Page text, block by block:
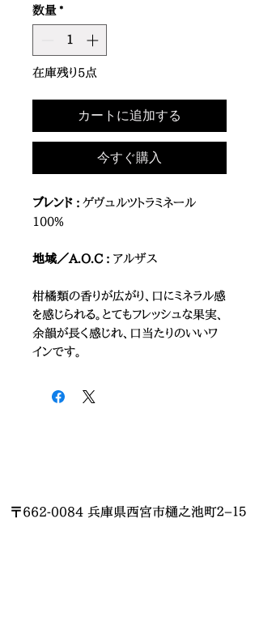
数量 *
在庫残り5点
カートに追加する
今すぐ購入
ブレンド : ゲヴュルツトラミネール
100%
地域／A.O.C : アルザス
柑橘類の香りが広がり、口にミネラル感
を感じられる。とてもフレッシュな果実、
余韻が長く感じれ、口当たりのいいワ
インです。
〒662-0084 兵庫県西宮市樋之池町２−１５